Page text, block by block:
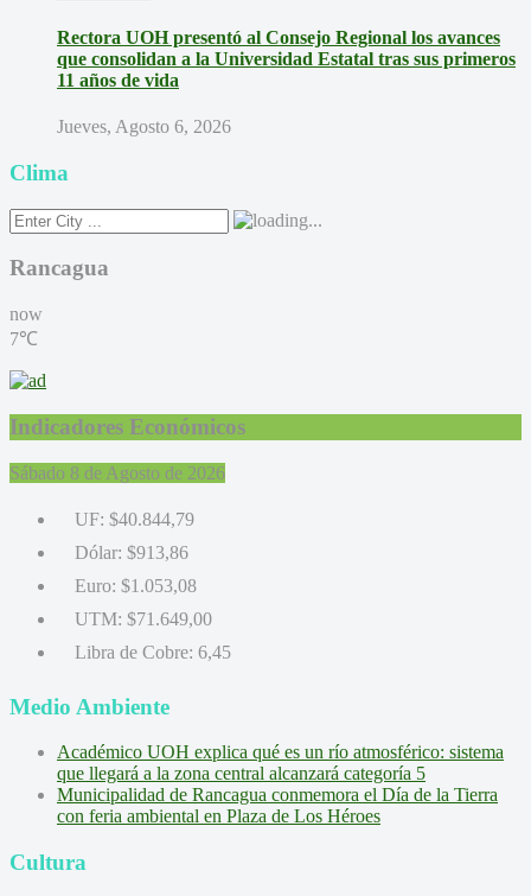
Rectora UOH presentó al Consejo Regional los avances
que consolidan a la Universidad Estatal tras sus primeros
11 años de vida
Jueves, Agosto 6, 2026
Clima
Rancagua
now
7℃
Indicadores Económicos
Sábado 8 de Agosto de 2026
UF: $40.844,79
Dólar: $913,86
Euro: $1.053,08
UTM: $71.649,00
Libra de Cobre: 6,45
Medio Ambiente
Académico UOH explica qué es un río atmosférico: sistema
que llegará a la zona central alcanzará categoría 5
Municipalidad de Rancagua conmemora el Día de la Tierra
con feria ambiental en Plaza de Los Héroes
Cultura